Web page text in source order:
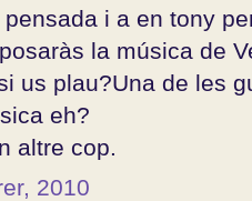
i a en tony
la música de
us plau?Una de les
eh?
altre cop.
2010